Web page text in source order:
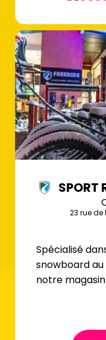
SPORT
23 rue de
Spécialisé
snowboard
notre